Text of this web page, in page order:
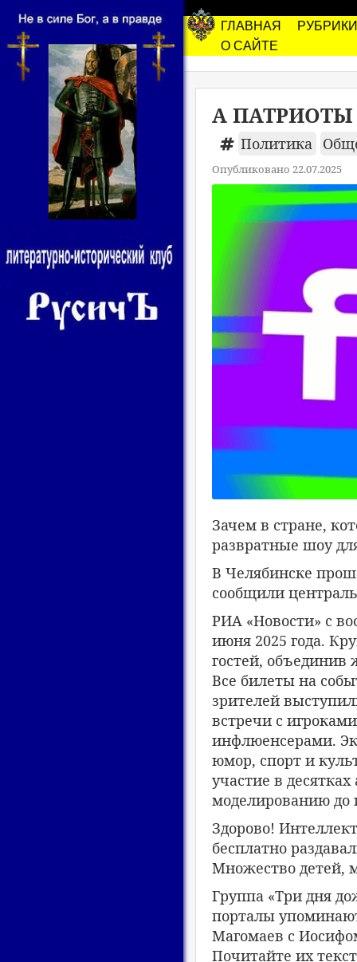
ГЛАВНАЯ
РУБРИКИ
О САЙТЕ
А ПАТРИОТЫ
Политика
Опубликовано 22.07.2025
Зачем в стране,
развратные шоу
В Челябинске
сообщили
РИА «Новости» с
июня 2025 года.
гостей, объединив
Все билеты на
зрителей
встречи с
инфлюенсерами.
юмор, спорт и
участие в
моделированию до
Здорово!
бесплатно
Множество детей,
Группа «Три дня
порталы
Магомаев с
Почитайте их